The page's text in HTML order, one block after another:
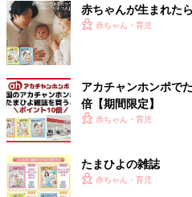
赤ちゃんが生まれた
赤ちゃん・育児
アカチャンホンポで
倍【期間限定】
赤ちゃん・育児
たまひよの雑誌
赤ちゃん・育児